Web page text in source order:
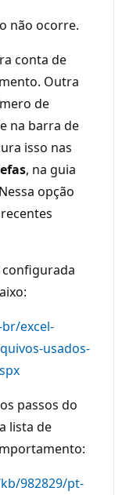
não ocorre.
conta de
Outra
de
na barra de
isso nas
, na guia
opção
configurada
excel-
usados-
passos do
lista de
982829/pt-